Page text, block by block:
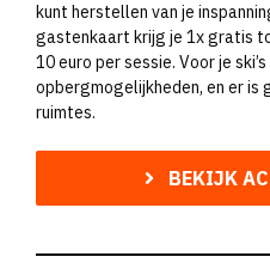
kunt herstellen van je
gastenkaart krijg je 1x gratis
10 euro per sessie. Voor je
opbergmogelijkheden, en er is
ruimtes.
BEKIJK